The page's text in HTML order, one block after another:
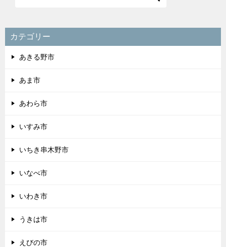
カテゴリー
あきる野市
あま市
あわら市
いすみ市
いちき串木野市
いなべ市
いわき市
うきは市
えびの市